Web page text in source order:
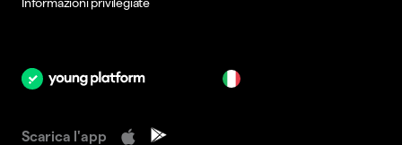
Scarica l'app